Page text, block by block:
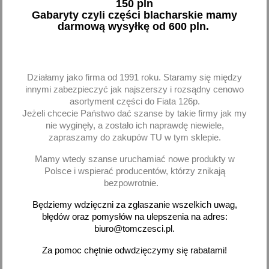
51,11 zł brutto
Dodaj
HART
19,66 zł brutto
Brak na stanie
favorite_border favorite_border
150 pln
Gabaryty czyli części blacharskie mamy
darmową wysyłkę od 600 pln.
Działamy jako firma od 1991 roku. Staramy się między
innymi zabezpieczyć jak najszerszy i rozsądny cenowo
asortyment części do Fiata 126p.
Jeżeli chcecie Państwo dać szanse by takie firmy jak my
nie wyginęły, a zostało ich naprawdę niewiele,
zapraszamy do zakupów TU w tym sklepie.
Mamy wtedy szanse uruchamiać nowe produkty w
Polsce i wspierać producentów, którzy znikają
bezpowrotnie.
Będziemy wdzięczni za zgłaszanie wszelkich uwag,
błędów oraz pomysłów na ulepszenia na adres:
biuro@tomczesci.pl.
Za pomoc chętnie odwdzięczymy się rabatami!